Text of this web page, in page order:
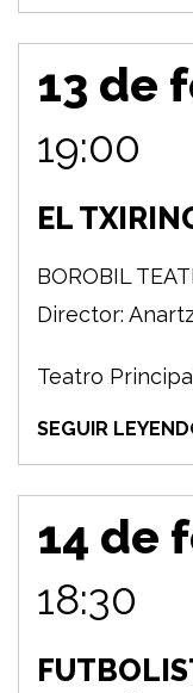
13 de
19:00
EL
BOROBIL
Director:
Teatro
SEGUIR
14 de
18:30